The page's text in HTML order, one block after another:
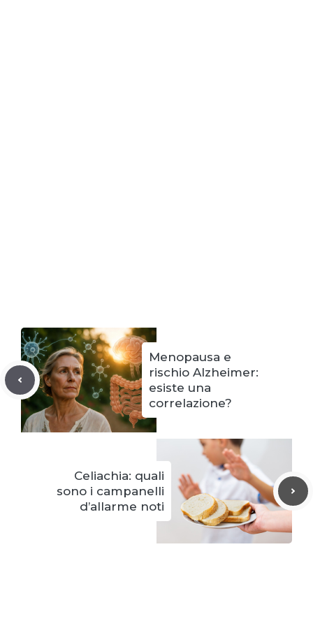
Menopausa e
rischio Alzheimer:
esiste una
correlazione?
Celiachia: quali
sono i campanelli
d’allarme noti